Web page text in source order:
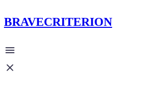
BRAVECRITERION